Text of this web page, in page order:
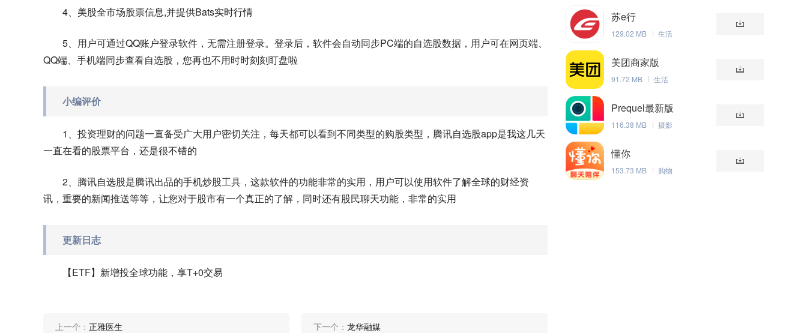
4、美股全市场股票信息,并提供Bats实时行情
5、用户可通过QQ账户登录软件，无需注册登录。登录后，软件会自动同步PC端的自选股数据，用户可在网页端、
QQ端、手机端同步查看自选股，您再也不用时时刻刻盯盘啦
小编评价
1、投资理财的问题一直备受广大用户密切关注，每天都可以看到不同类型的购股类型，腾讯自选股app是我这几天
一直在看的股票平台，还是很不错的
2、腾讯自选股是腾讯出品的手机炒股工具，这款软件的功能非常的实用，用户可以使用软件了解全球的财经资
讯，重要的新闻推送等等，让您对于股市有一个真正的了解，同时还有股民聊天功能，非常的实用
更新日志
【ETF】新增投全球功能，享T+0交易
上一个： 正雅医生 下一个： 龙华融媒
苏e行
129.02 MB 生活
美团商家版
91.72 MB 生活
Prequel最新版
116.38 MB 摄影
懂你
153.73 MB 购物